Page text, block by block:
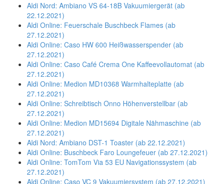
Aldi Nord: Ambiano VS 64-18B Vakuumiergerät (ab
22.12.2021)
Aldi Online: Feuerschale Buschbeck Flames (ab
27.12.2021)
Aldi Online: Caso HW 600 Heißwasserspender (ab
27.12.2021)
Aldi Online: Caso Café Crema One Kaffeevollautomat (ab
27.12.2021)
Aldi Online: Medion MD10368 Warmhalteplatte (ab
27.12.2021)
Aldi Online: Schreibtisch Onno Höhenverstellbar (ab
27.12.2021)
Aldi Online: Medion MD15694 Digitale Nähmaschine (ab
27.12.2021)
Aldi Nord: Ambiano DST-1 Toaster (ab 22.12.2021)
Aldi Online: Buschbeck Faro Loungefeuer (ab 27.12.2021)
Aldi Online: TomTom Via 53 EU Navigationssystem (ab
27.12.2021)
Aldi Online: Caso VC 9 Vakuumiersystem (ab 27.12.2021)